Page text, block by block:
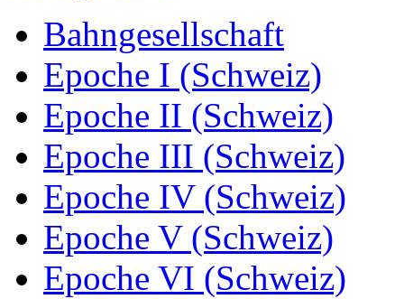
Bahngesellschaft
Epoche I (Schweiz)
Epoche II (Schweiz)
Epoche III (Schweiz)
Epoche IV (Schweiz)
Epoche V (Schweiz)
Epoche VI (Schweiz)